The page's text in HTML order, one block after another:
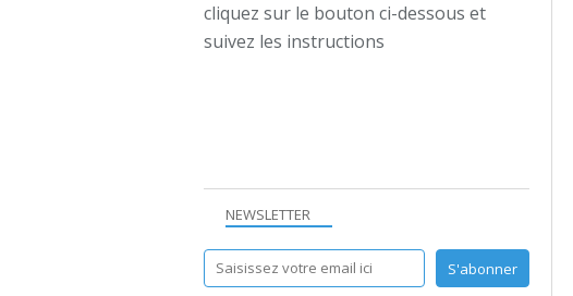
NEWSLETTER
cliquez sur le bouton ci-dessous et
suivez les instructions